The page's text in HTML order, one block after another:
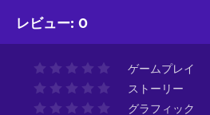
レビュー: 0
ゲームプレイ
ストーリー
グラフィック